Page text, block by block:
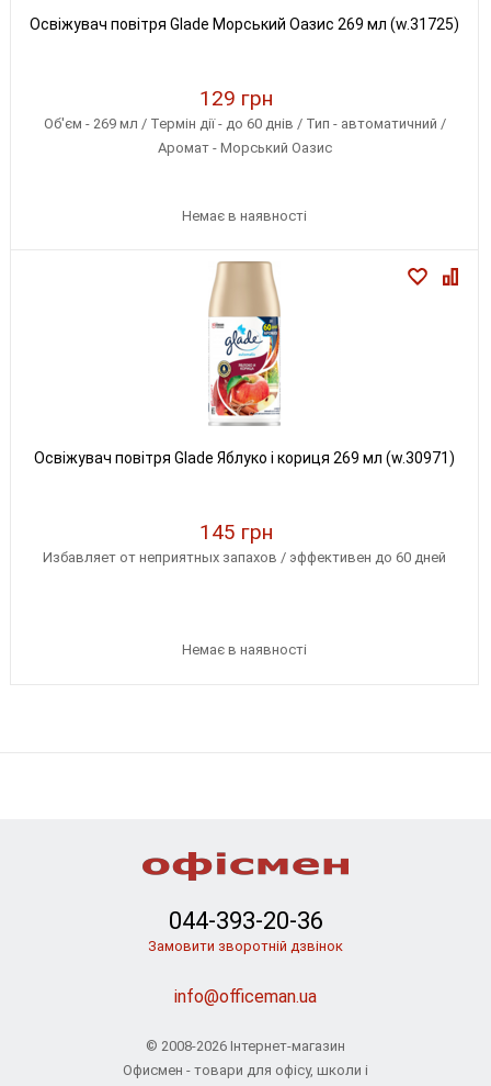
Освіжувач повітря Glade Морський Оазис 269 мл (w.31725)
129 грн
Об'єм - 269 мл / Термін дії - до 60 днів / Тип - автоматичний /
Аромат - Морський Оазис
Немає в наявності
Освіжувач повітря Glade Яблуко і кориця 269 мл (w.30971)
145 грн
Избавляет от неприятных запахов / эффективен до 60 дней
Немає в наявності
044-393-20-36
Замовити зворотній дзвінок
info@officeman.ua
© 2008-2026 Інтернет-магазин
Офисмен - товари для офісу, школи і